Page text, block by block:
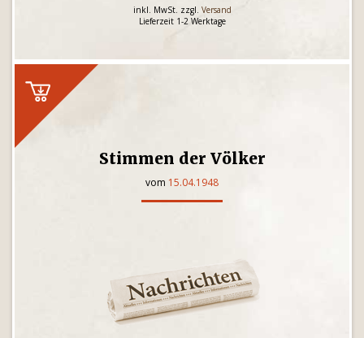
inkl. MwSt. zzgl. Versand
Lieferzeit 1-2 Werktage
Stimmen der Völker
vom 15.04.1948